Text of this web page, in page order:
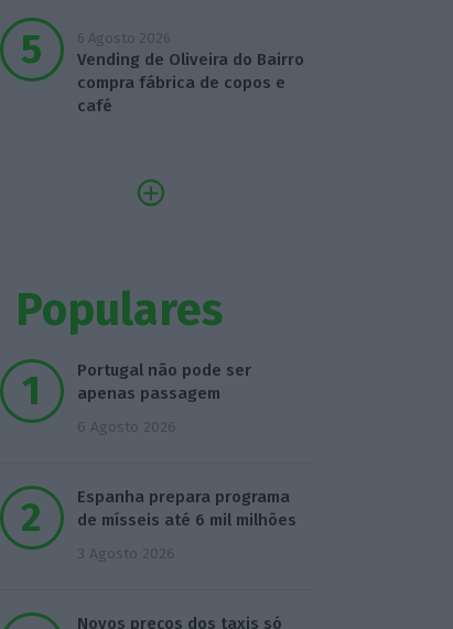
6 Agosto 2026
Vending de Oliveira do Bairro
compra fábrica de copos e
café
Populares
Portugal não pode ser
apenas passagem
6 Agosto 2026
Espanha prepara programa
de mísseis até 6 mil milhões
3 Agosto 2026
Novos preços dos taxis só